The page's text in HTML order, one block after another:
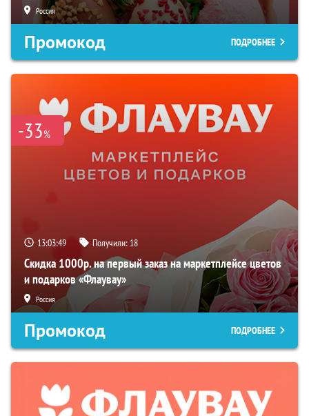
Россия
Промокод ПОДРОБНЕЕ
-33%
13:03:48 Получили: 18
Скидка 1000р. на первый заказ на маркетплейсе цветов
и подарков «Флаувау»
Россия
Промокод ПОДРОБНЕЕ